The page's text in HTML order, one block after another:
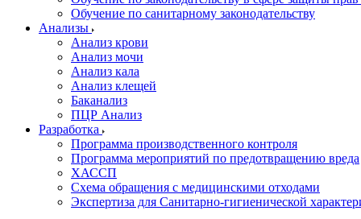
Обучение по санитарному законодательству
Анализы
Анализ крови
Анализ мочи
Анализ кала
Анализ клещей
Баканализ
ПЦР Анализ
Разработка
Программа производственного контроля
Программа мероприятий по предотвращению вреда
ХАССП
Схема обращения с медицинскими отходами
Экспертиза для Санитарно-гигиенической